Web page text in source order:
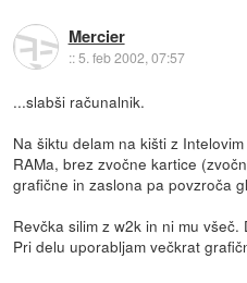
Mercier
::5. feb 2002, 07:57
...slabši računalnik.
Na šiktu delam na kišti z
RAMa, brez zvočne kartice
grafične in zaslona pa povzroča
Revčka silim z w2k in ni mu
Pri delu uporabljam večkrat